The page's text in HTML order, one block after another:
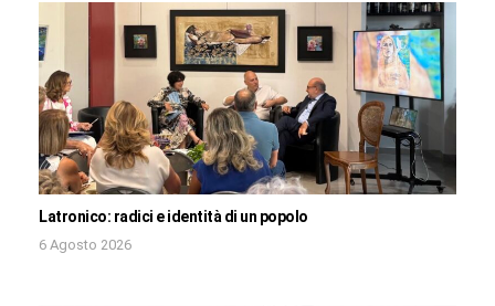
Latronico: radici e identità di un popolo
6 Agosto 2026